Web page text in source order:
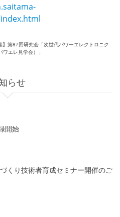
】第87回研究会「次世代パワーエレクトロニク
エレ見学会）」
らせ
開始
くり技術者育成セミナー開催のご